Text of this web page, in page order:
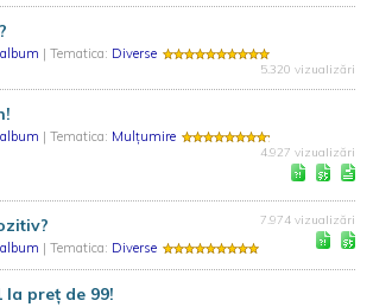
| Tematica: Diverse
5.320 vizualizări
| Tematica: Mulțumire
4.927 vizualizări
| Tematica: Diverse
7.974 vizualizări
la preț de 99!